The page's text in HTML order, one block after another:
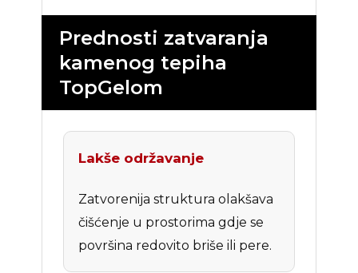
Prednosti zatvaranja
kamenog tepiha
TopGelom
Lakše održavanje
Zatvorenija struktura olakšava
čišćenje u prostorima gdje se
površina redovito briše ili pere.